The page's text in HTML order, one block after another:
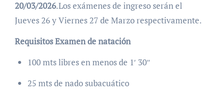
20/03/2026.Los exámenes de ingreso serán el
Jueves 26 y Viernes 27 de Marzo respectivamente.
Requisitos Examen de natación
100 mts libres en menos de 1′ 30″
25 mts de nado subacuático